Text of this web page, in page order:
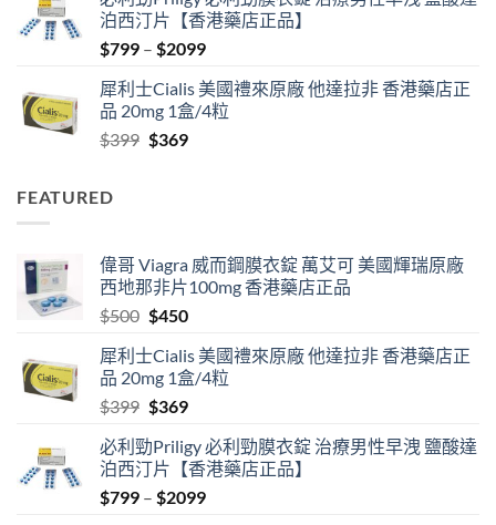
$500.$450.
泊西汀片【香港藥店正品】
$799 – $2099Price
$799
through
犀利士Cialis 美國禮來原廠 他達拉非 香港藥店正
品 20mg 1盒/4粒
$399 Original
$369Current
FEATURED
偉哥 Viagra 威而鋼膜衣錠 萬艾可 美國輝瑞原廠
西地那非片100mg 香港藥店正品
$500 Original
was:
$500.
$450Current
is:
$450.
犀利士Cialis 美國禮來原廠 他達拉非 香港藥店正
品 20mg 1盒/4粒
$399 Original
was:
$399.
$369Current
is:
$369.
必利勁Priligy 必利勁膜衣錠 治療男性早洩 鹽酸達
泊西汀片【香港藥店正品】
$799 – $2099Price